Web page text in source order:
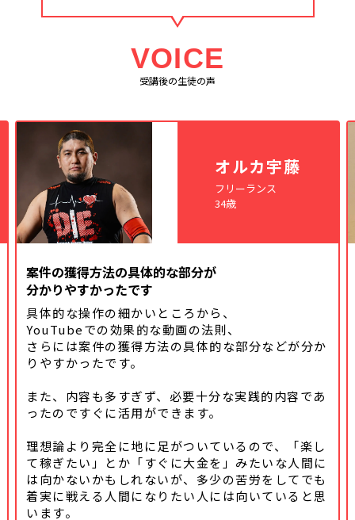
VOICE
受講後の生徒の声
オルカ宇藤
フリーランス
34歳
案件の獲得方法の具体的な部分が
分かりやすかったです
具体的な操作の細かいところから、
YouTubeでの効果的な動画の法則、
さらには案件の獲得方法の具体的な部分などが分か
りやすかったです。
また、内容も多すぎず、必要十分な実践的内容であ
ったのですぐに活用ができます。
理想論より完全に地に足がついているので、「楽し
て稼ぎたい」とか「すぐに大金を」みたいな人間に
は向かないかもしれないが、多少の苦労をしてでも
着実に戦える人間になりたい人には向いていると思
います。